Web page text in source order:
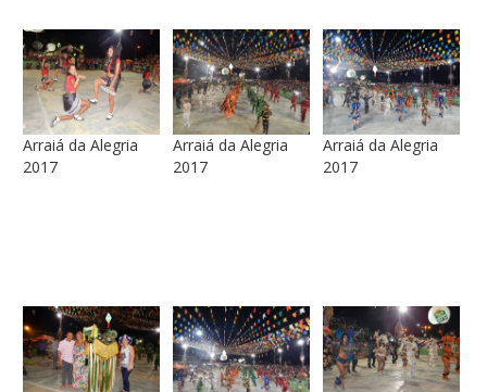
Arraiá da Alegria
2017
Arraiá da Alegria
2017
Arraiá da Alegria
2017